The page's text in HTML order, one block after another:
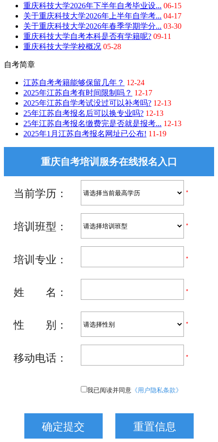
重庆科技大学2026年下半年自考毕业设... 06-15
关于重庆科技大学2026年上半年自学考... 04-17
关于重庆科技大学2026年春季学期学分... 03-30
重庆科技大学自考本科是否有学籍呢? 09-11
重庆科技大学学校概况 05-28
自考简章
江苏自考考籍能够保留几年？ 12-24
2025年江苏自考有时间限制吗？ 12-17
2025年江苏自学考试没过可以补考吗? 12-13
25年江苏自考报名后可以换专业吗? 12-13
25年江苏自考报名缴费完是否就是报考... 12-13
2025年1月江苏自考报名网址已公布! 11-19
重庆自考培训服务在线报名入口